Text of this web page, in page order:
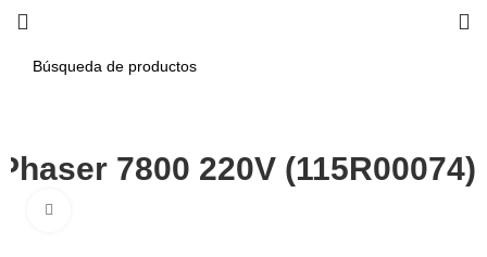
7800 220V (115R00074)